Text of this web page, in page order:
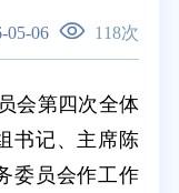
05-06 118次
会第四次全体
书记、主席陈
委员会作工作